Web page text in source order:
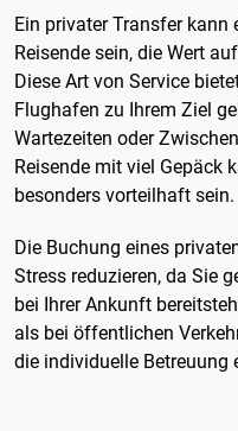
Ein privater Transfer
Reisende sein, die Wert
Diese Art von Service
Flughafen zu Ihrem Ziel
Wartezeiten oder
Reisende mit viel Gepäck
besonders vorteilhaft sein.
Die Buchung eines
Stress reduzieren, da Sie
bei Ihrer Ankunft
als bei öffentlichen
die individuelle Betreuung